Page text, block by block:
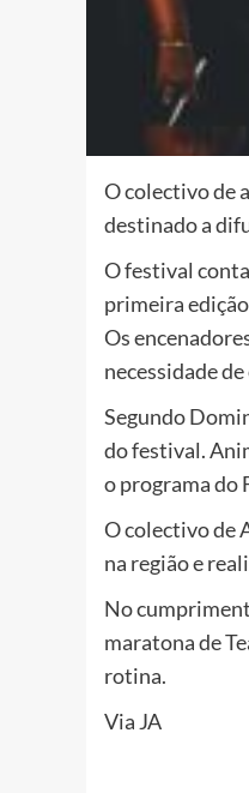
O colectivo de
destinado a
O festival
primeira
Os
necessidade
Segundo
do festival.
o programa do
O colectivo de
na região e
No
maratona de
rotina.
Via JA